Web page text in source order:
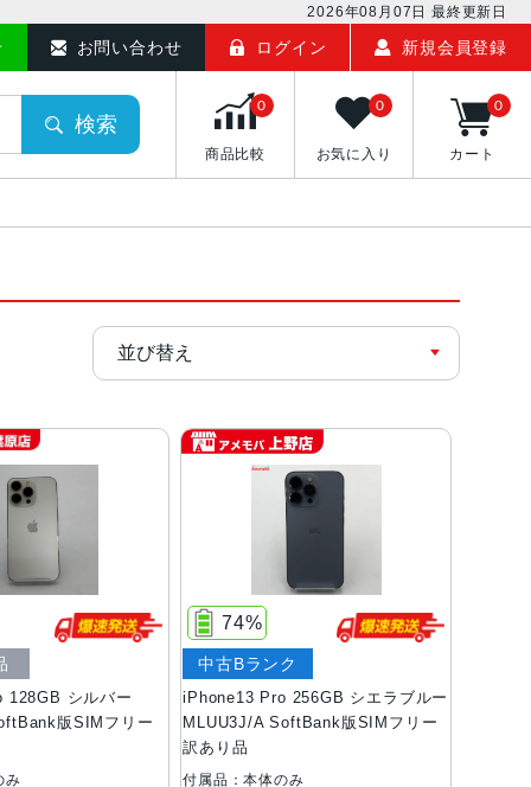
2026年08月07日 最終更新日
お問い合わせ ログイン 新規会員登録
検索
商品比較
0
お気に入り
0
カート
0
128GB シルバー
版SIMフリー
み
iPhone13 Pro 256GB シエラブルー
MLUU3J/A SoftBank版SIMフリー
訳あり品
74%
中古Bランク
付属品：本体のみ